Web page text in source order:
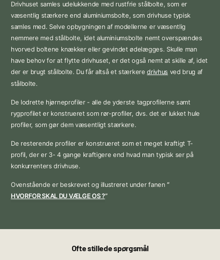
Drivhuset samles udelukkende med rustfrie stålbolte, som er
væsentlig stærkere end aluminiumsbolte, som drivhuse typisk
samles med. Selve opbygningen af modellerne er væsentlig
nemmere med stålbolte, idet aluminiumsbolte nemt overspændes
hvorved boltene knækker eller gevindet ødelægges. Skulle man
have behov for at flytte drivhuset, er det også nemt at skille af, idet
der er brugt stålbolte. Du får altså et stærkeredrivhus ved brug af
stålbolte.
De lodrette hjørneprofiler - alle de yderste tagprofilerne samt
rygprofilet er konstrueret som rør-profiler, dvs. det er lukket hule
profiler, som gør dem væsentligt stærkere.
De resterende profiler er konstrueret som et meget kraftigt T-
profil, der er 3- 4 gange kraftigere end hvad man typisk ser på
konkurrenters drivhuse.
Ovenstående er beskrevet og illustreret under fanen”
HVORFOR SKAL DU VÆLGE OS ?”
Ofte stillede spørgsmål